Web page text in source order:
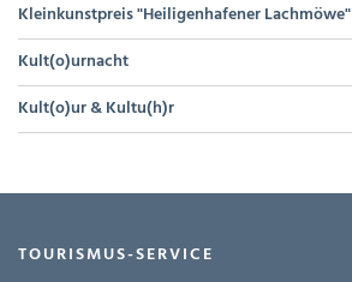
Kleinkunstpreis "Heiligenhafener Lachmöwe"
Kult(o)urnacht
Kult(o)ur & Kultu(h)r
TOURISMUS-SERVICE